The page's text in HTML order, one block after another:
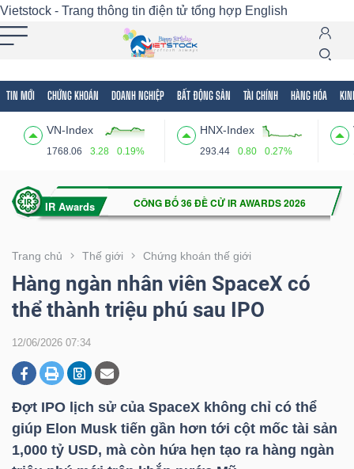
Vietstock - Trang thông tin điện tử tổng hợp English
TIN MỚI CHỨNG KHOÁN DOANH NGHIỆP BẤT ĐỘNG SẢN TÀI CHÍNH HÀNG HÓA
VN-Index
1768.06 3.28 0.19%
HNX-Index
293.44 0.80 0.27%
Trang chủ Thế giới Chứng khoán thế giới
Hàng ngàn nhân viên SpaceX có
thể thành triệu phú sau IPO
12/06/2026 07:34
Đợt IPO lịch sử của SpaceX không chỉ có thể
giúp Elon Musk tiến gần hơn tới cột mốc tài sản
1,000 tỷ USD, mà còn hứa hẹn tạo ra hàng ngàn
Tất cả Tính năng Ngành Mã chứng khoán
Tính
(-)
VIETSTOCK
CHỨNG
DOANH
NGHIỆP